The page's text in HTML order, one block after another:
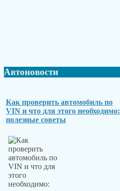
Автоновости
Как проверить автомобиль по
VIN и что для этого необходимо:
полезные советы